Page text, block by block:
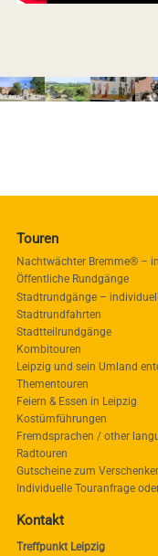
Touren
Nachtwächter Bremme® –
Öffentliche Rundgänge
Stadtrundgänge – individuell
Stadtrundfahrten
Stadtteilrundgänge
Kombitouren
Leipzig und sein Umland
Thementouren
Feiern & Essen in Leipzig
Kostümführungen
Fremdsprachen / other
Radtouren
Gutscheine zum
Individuelle Touranfrage
Kontakt
Treffpunkt Leipzig